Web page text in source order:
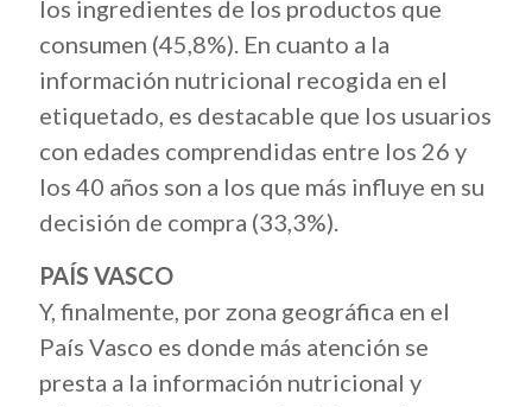
los ingredientes de los productos que
consumen (45,8%). En cuanto a la
información nutricional recogida en el
etiquetado, es destacable que los usuarios
con edades comprendidas entre los 26 y
los 40 años son a los que más influye en su
decisión de compra (33,3%).
PAÍS VASCO
Y, finalmente, por zona geográfica en el
País Vasco es donde más atención se
presta a la información nutricional y